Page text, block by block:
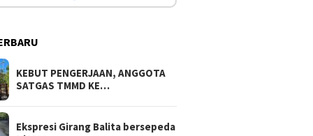
MERAH PUTIH
KEMBANG SETAMAN,
RUMAH
REHAB RTLH TMMD
129 PASANG GEWEL
PENOPANG ATAP RUMAH
KEBUT PENGERJAAN, ANGGOTA
SATGAS TMMD KE…
Ekspresi Girang Balita bersepeda